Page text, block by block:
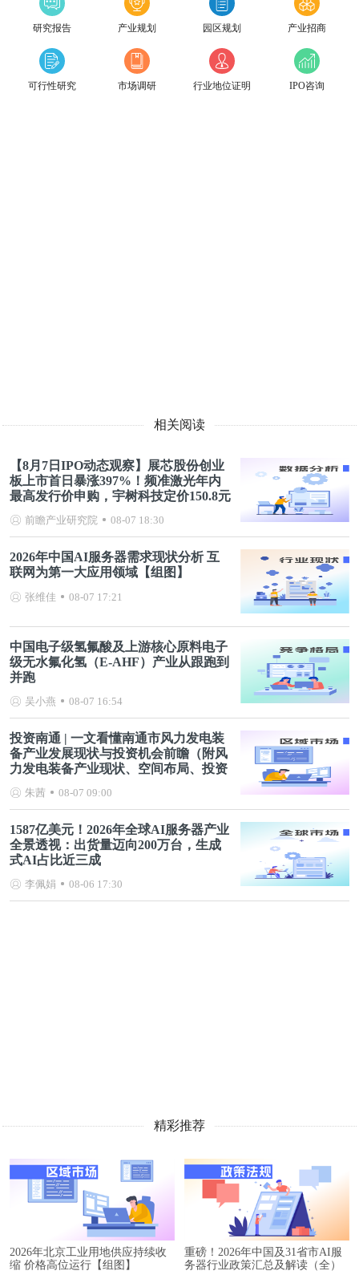
研究报告 产业规划 园区规划 产业招商
可行性研究 市场调研 行业地位证明 IPO咨询
相关阅读
【8月7日IPO动态观察】展芯股份创业
板上市首日暴涨397%！频准激光年内
最高发行价申购，宇树科技定价150.8元
前瞻产业研究院 08-07 18:30
2026年中国AI服务器需求现状分析 互
联网为第一大应用领域【组图】
张维佳 08-07 17:21
中国电子级氢氟酸及上游核心原料电子
级无水氟化氢（E-AHF）产业从跟跑到
并跑
吴小燕 08-07 16:54
投资南通 | 一文看懂南通市风力发电装
备产业发展现状与投资机会前瞻（附风
力发电装备产业现状、空间布局、投资
朱茜 08-07 09:00
1587亿美元！2026年全球AI服务器产业
全景透视：出货量迈向200万台，生成
式AI占比近三成
李佩娟 08-06 17:30
精彩推荐
2026年北京工业用地供应持续收
缩 价格高位运行【组图】
重磅！2026年中国及31省市AI服
务器行业政策汇总及解读（全）